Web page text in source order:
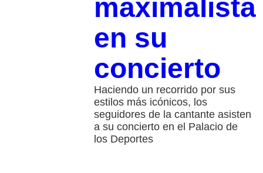
maximalista
en su
concierto
Haciendo un recorrido por sus
estilos más icónicos, los
seguidores de la cantante asisten
a su concierto en el Palacio de
los Deportes